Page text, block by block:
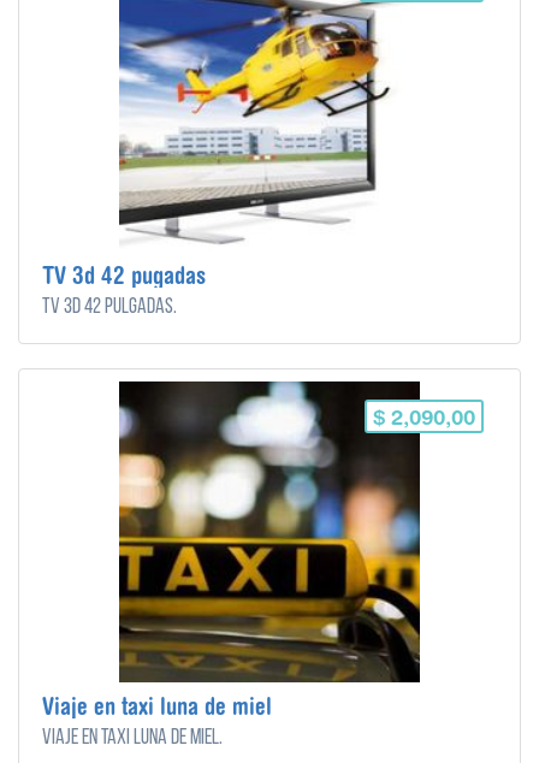
TV 3d 42 pugadas
TV 3d 42 pulgadas.
$ 2,090,00
Viaje en taxi luna de miel
Viaje en taxi luna de miel.